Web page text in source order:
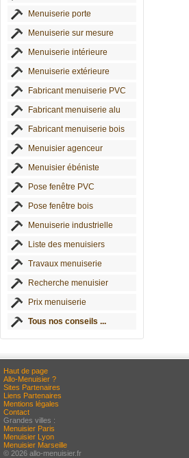
Menuiserie porte
Menuiserie sur mesure
Menuiserie intérieure
Menuiserie extérieure
Fabricant menuiserie PVC
Fabricant menuiserie alu
Fabricant menuiserie bois
Menuisier agenceur
Menuisier ébéniste
Pose fenêtre PVC
Pose fenêtre bois
Menuiserie industrielle
Liste des menuisiers
Travaux menuiserie
Recherche menuisier
Prix menuiserie
Tous nos conseils ...
Haut de page
Allo-Menuisier ?
Sites Partenaires
Liens Partenaires
Mentions légales
Contact
Grandes villes :
Menuisier Paris
Menuisier Lyon
Menuisier Marseille
© 2026 allo-menuisier.fr